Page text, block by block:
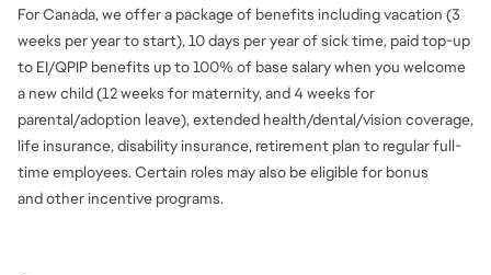
For Canada, we offer a package of benefits including vacation (3
weeks per year to start), 10 days per year of sick time, paid top-up
to EI/QPIP benefits up to 100% of base salary when you welcome
a new child (12 weeks for maternity, and 4 weeks for
parental/adoption leave), extended health/dental/vision coverage,
life insurance, disability insurance, retirement plan to regular full-
time employees. Certain roles may also be eligible for bonus
andother incentive programs.